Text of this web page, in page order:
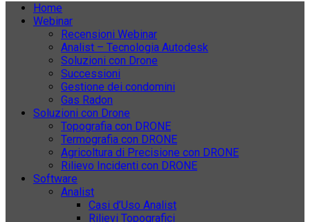
Home
Webinar
Recensioni Webinar
Analist – Tecnologia Autodesk
Soluzioni con Drone
Successioni
Gestione dei condomini
Gas Radon
Soluzioni con Drone
Topografia con DRONE
Termografia con DRONE
Agricoltura di Precisione con DRONE
Rilievo Incidenti con DRONE
Software
Analist
Casi d’Uso Analist
Rilievi Topografici